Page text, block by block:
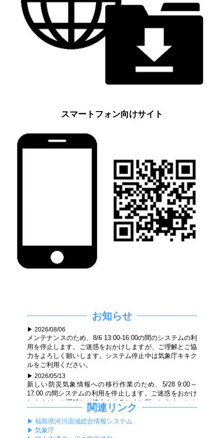
スマートフォン向けサイト
お知らせ
2026/08/06
メンテナンスのため、8/6 13:00-16:00の間のシステムの利
用を停止します。ご迷惑をおかけしますが、ご理解とご協
力をよろしく願いします。システム停止中は気象庁キキク
ルをご利用ください。
2026/05/13
新しい防災気象情報への移行作業のため、5/28 9:00～
17:00 の間システムの利用を停止します。ご迷惑をおかけ
しますが、ご理解とご協力をよろしくお願いします。シス
テム停止中は気象庁キキクルをご利用ください。
2026/04/27
メンテナンスのため、5/21 9:00-18:00の間のシステムの利
関連リンク
福島県河川流域総合情報システム
気象庁